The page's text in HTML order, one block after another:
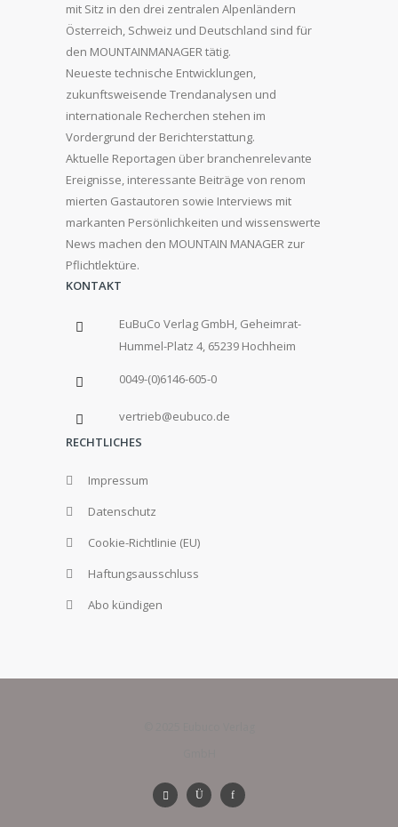
mit Sitz in den drei zentralen Alpenländern
Österreich, Schweiz und Deutschland sind für
den MOUNTAINMANAGER tätig.
Neueste technische Entwicklungen,
zukunftsweisende Trendanalysen und
internationale Recherchen stehen im
Vordergrund der Berichterstattung.
Aktuelle Reportagen über branchenrelevante
Ereignisse, interessante Beiträge von renom
mierten Gastautoren sowie Interviews mit
markanten Persönlichkeiten und wissenswerte
News machen den MOUNTAIN MANAGER zur
Pflichtlektüre.
KONTAKT
EuBuCo Verlag GmbH, Geheimrat-
Hummel-Platz 4, 65239 Hochheim
0049-(0)6146-605-0
vertrieb@eubuco.de
RECHTLICHES
Impressum
Datenschutz
Cookie-Richtlinie (EU)
Haftungsausschluss
Abo kündigen